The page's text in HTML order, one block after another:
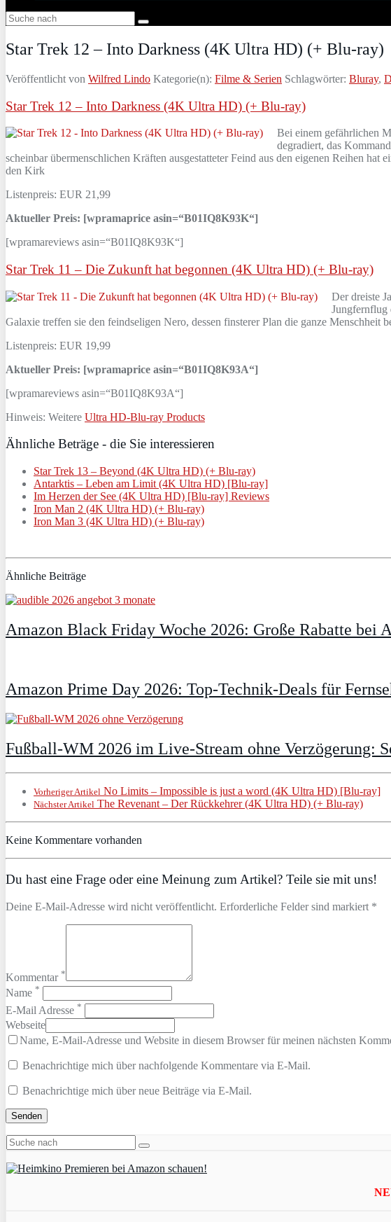
Star Trek 12 – Into Darkness (4K Ultra HD) (+ Blu-ray)
Veröffentlicht von Wilfred Lindo Kategorie(n): Filme & Serien Schlagwörter: Bluray,
Star Trek 12 – Into Darkness (4K Ultra HD) (+ Blu-ray)
Bei einem gefährlichen
degradiert, das
scheinbar übermenschlichen Kräften ausgestatteter Feind aus den eigenen Reihen
den Kirk
Listenpreis: EUR 21,99
Aktueller Preis: [wpramaprice asin=“B01IQ8K93K“]
[wpramareviews asin=“B01IQ8K93K“]
Star Trek 11 – Die Zukunft hat begonnen (4K Ultra HD) (+ Blu-ray)
Der dreiste
Jungfernflug
Galaxie treffen sie den feindseligen Nero, dessen finsterer Plan die ganze Menschheit
Listenpreis: EUR 19,99
Aktueller Preis: [wpramaprice asin=“B01IQ8K93A“]
[wpramareviews asin=“B01IQ8K93A“]
Hinweis: Weitere Ultra HD-Blu-ray Products
Ähnliche Beträge - die Sie interessieren
Star Trek 13 – Beyond (4K Ultra HD) (+ Blu-ray)
Antarktis – Leben am Limit (4K Ultra HD) [Blu-ray]
Im Herzen der See (4K Ultra HD) [Blu-ray] Reviews
Iron Man 2 (4K Ultra HD) (+ Blu-ray)
Iron Man 3 (4K Ultra HD) (+ Blu-ray)
Ähnliche Beiträge
Amazon Black Friday Woche 2026: Große Rabatte
Amazon Prime Day 2026: Top-Technik-Deals für
Fußball-WM 2026 im Live-Stream ohne Verzögerung:
Vorheriger Artikel No Limits – Impossible is just a word (4K Ultra HD) [Blu-ray]
Nächster Artikel The Revenant – Der Rückkehrer (4K Ultra HD) (+ Blu-ray)
Keine Kommentare vorhanden
Du hast eine Frage oder eine Meinung zum Artikel? Teile sie mit uns!
Deine E-Mail-Adresse wird nicht veröffentlicht. Erforderliche Felder sind markiert *
Kommentar *
Name *
E-Mail Adresse *
Webseite
Name, E-Mail-Adresse und Website in diesem Browser für meinen nächsten
Benachrichtige mich über nachfolgende Kommentare via E-Mail.
Benachrichtige mich über neue Beiträge via E-Mail.